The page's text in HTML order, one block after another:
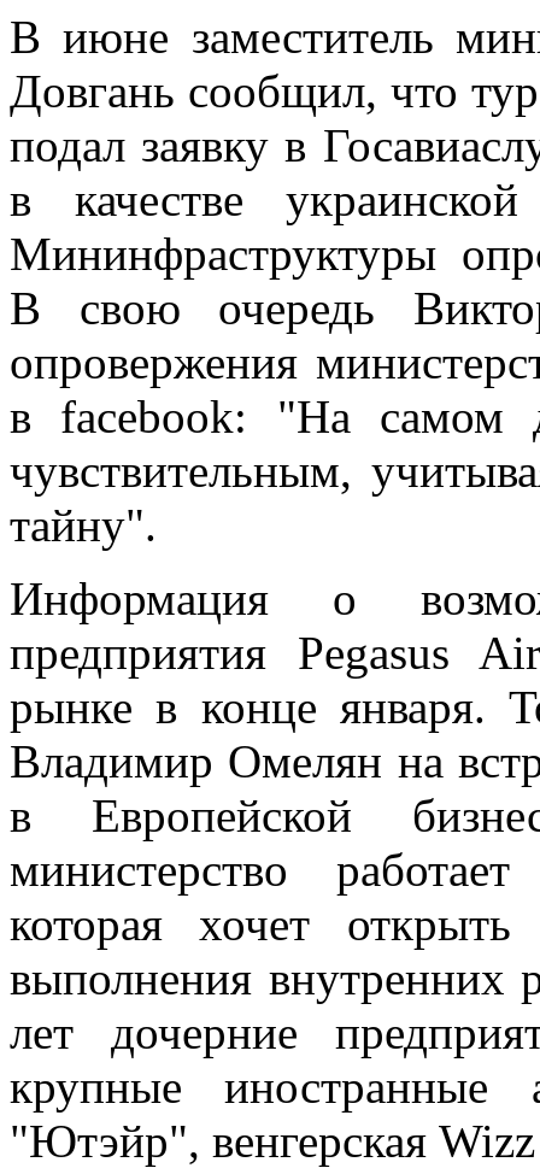
В июне заместитель
Довгань сообщил, что
подал заявку в
в качестве
Мининфраструктуры
В свою очередь
опровержения
в facebook: "На самом
чувствительным,
тайну".
Информация о
предприятия Pegasus
рынке в конце января.
Владимир Омелян на
в Европейской
министерство
которая хочет
выполнения внутренних
лет дочерние
крупные иностранные
"Ютэйр", венгерская